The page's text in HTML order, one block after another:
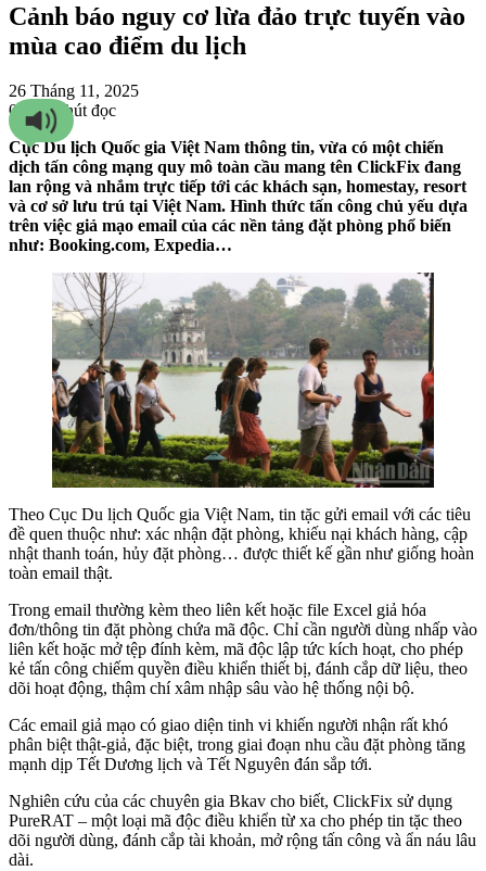
Cảnh báo nguy cơ lừa đảo trực tuyến vào
mùa cao điểm du lịch
26 Tháng 11, 2025
0 993 phút đọc
Cục Du lịch Quốc gia Việt Nam thông tin, vừa có một chiến
dịch tấn công mạng quy mô toàn cầu mang tên ClickFix đang
lan rộng và nhắm trực tiếp tới các khách sạn, homestay, resort
và cơ sở lưu trú tại Việt Nam. Hình thức tấn công chủ yếu dựa
trên việc giả mạo email của các nền tảng đặt phòng phổ biến
như: Booking.com, Expedia…
Theo Cục Du lịch Quốc gia Việt Nam, tin tặc gửi email với các tiêu
đề quen thuộc như: xác nhận đặt phòng, khiếu nại khách hàng, cập
nhật thanh toán, hủy đặt phòng… được thiết kế gần như giống hoàn
toàn email thật.
Trong email thường kèm theo liên kết hoặc file Excel giả hóa
đơn/thông tin đặt phòng chứa mã độc. Chỉ cần người dùng nhấp vào
liên kết hoặc mở tệp đính kèm, mã độc lập tức kích hoạt, cho phép
kẻ tấn công chiếm quyền điều khiển thiết bị, đánh cắp dữ liệu, theo
dõi hoạt động, thậm chí xâm nhập sâu vào hệ thống nội bộ.
Các email giả mạo có giao diện tinh vi khiến người nhận rất khó
phân biệt thật-giả, đặc biệt, trong giai đoạn nhu cầu đặt phòng tăng
mạnh dịp Tết Dương lịch và Tết Nguyên đán sắp tới.
Nghiên cứu của các chuyên gia Bkav cho biết, ClickFix sử dụng
PureRAT – một loại mã độc điều khiển từ xa cho phép tin tặc theo
dõi người dùng, đánh cắp tài khoản, mở rộng tấn công và ẩn náu lâu
dài.